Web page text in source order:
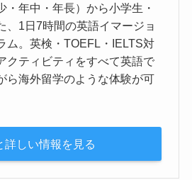
・年中・年長）から小学生・
、1日7時間の英語イマージョ
ム。英検・TOEFL・IELTS対
クティビティをすべて英語で
ら海外留学のような体験が可
詳しい情報を見る